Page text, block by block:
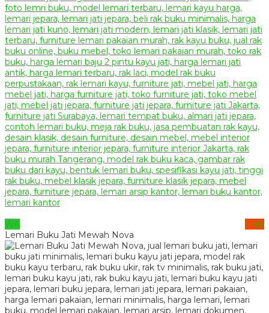
WA
SMS
Lemari Buku Jati Mewah Nova